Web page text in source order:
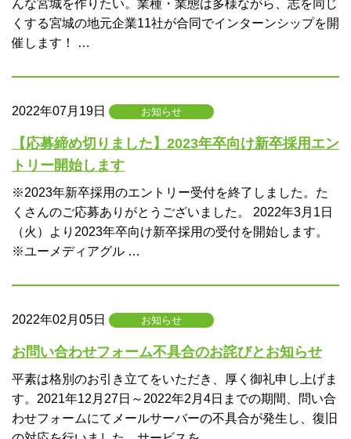
んな宮城を作りたい。業種・業態は多様ながら、志を同じ
くする宮城の地元企業11社が合同でインターンシップを開
催します！ …
2022年07月19日 お知らせ
【応募締め切りました】2023年卒向け新卒採用エン
トリー開始します
※2023年新卒採用のエントリー受付を終了しました。た
くさんのご応募ありがとうございました。 2022年3月1日
（火）より2023年卒向け新卒採用の受付を開始します。
※ユーメディアグル …
2022年02月05日 お知らせ
お問い合わせフォーム不具合のお詫びとお知らせ
平素は格別のお引き立てをいただき、厚く御礼申し上げま
す。2021年12月27日～2022年2月4日までの期間、問い合
わせフォームにてメールサーバーの不具合が発生し、復旧